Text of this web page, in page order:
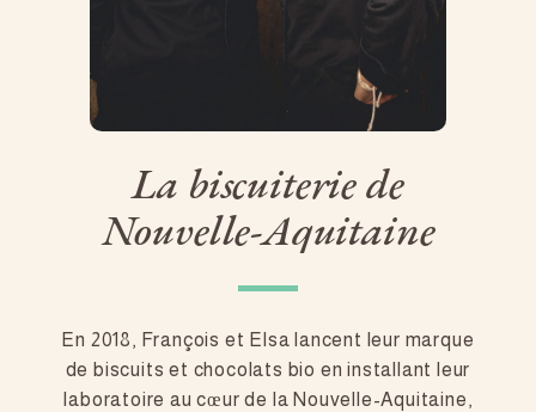
La biscuiteriede
Nouvelle-Aquitaine
En 2018, François et Elsa lancent leur marque
de biscuits et chocolats bio en installant leur
laboratoire au cœur de la Nouvelle-Aquitaine,